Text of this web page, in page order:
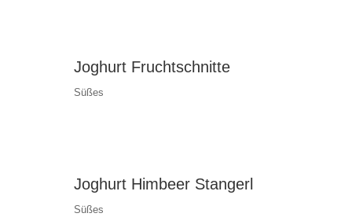
Joghurt Fruchtschnitte
Süßes
Joghurt Himbeer Stangerl
Süßes